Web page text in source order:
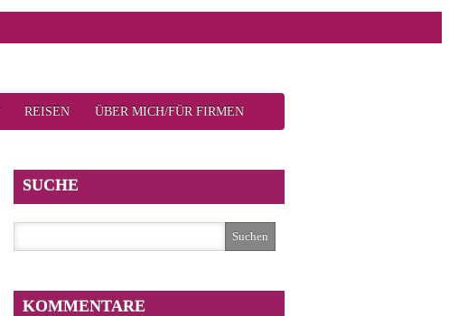
REISEN ÜBER MICH/FÜR FIRMEN
SUCHE
KOMMENTARE